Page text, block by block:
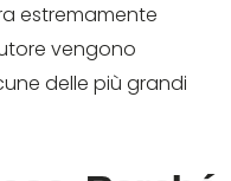
estremamente
vengono
delle più grandi